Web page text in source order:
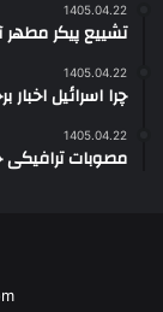
1405.04.22
تشییع پیکر مطهر
1405.04.22
چرا اسرائیل
1405.04.22
مصوبات ترافیکی